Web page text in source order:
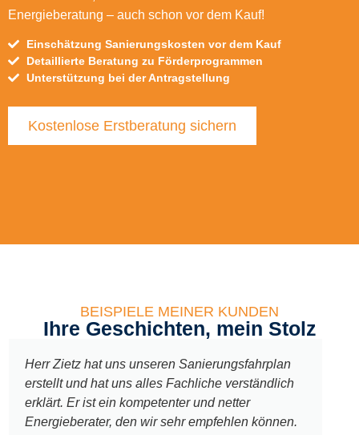
Energieberatung – auch schon vor dem Kauf!
Einschätzung Sanierungskosten vor dem Kauf
Detaillierte Beratung zu Förderprogrammen
Unterstützung bei der Antragstellung
Kostenlose Erstberatung sichern
BEISPIELE MEINER KUNDEN
Ihre Geschichten, mein Stolz
Herr Zietz hat uns unseren Sanierungsfahrplan
erstellt und hat uns alles Fachliche verständlich
erklärt. Er ist ein kompetenter und netter
Energieberater, den wir sehr empfehlen können.